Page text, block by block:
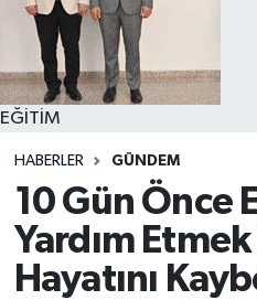
EĞİTİM
HABERLER GÜNDEM
10 Gün Önce
Yardım
Hayatını